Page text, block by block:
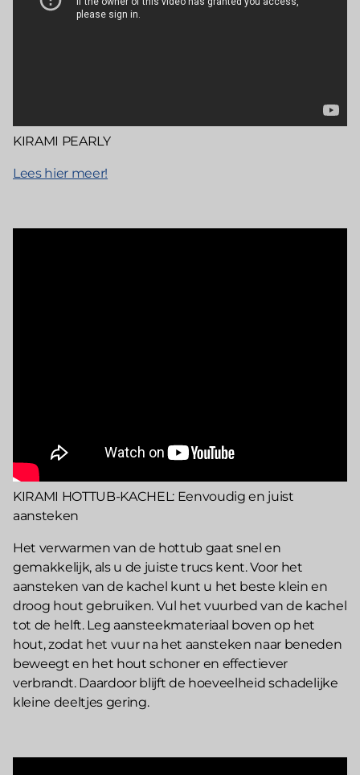
KIRAMI PEARLY
Lees hier meer!
KIRAMI HOTTUB-KACHEL: Eenvoudig en juist
aansteken
Het verwarmen van de hottub gaat snel en
gemakkelijk, als u de juiste trucs kent. Voor het
aansteken van de kachel kunt u het beste klein en
droog hout gebruiken. Vul het vuurbed van de kachel
tot de helft. Leg aansteekmateriaal boven op het
hout, zodat het vuur na het aansteken naar beneden
beweegt en het hout schoner en effectiever
verbrandt. Daardoor blijft de hoeveelheid schadelijke
kleine deeltjes gering.